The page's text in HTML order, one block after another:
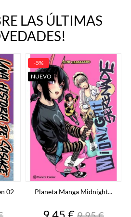
LAS ÚLTIMAS
02 Planeta Manga Midnight...
PrecioPrecio
-5%
NUEVO